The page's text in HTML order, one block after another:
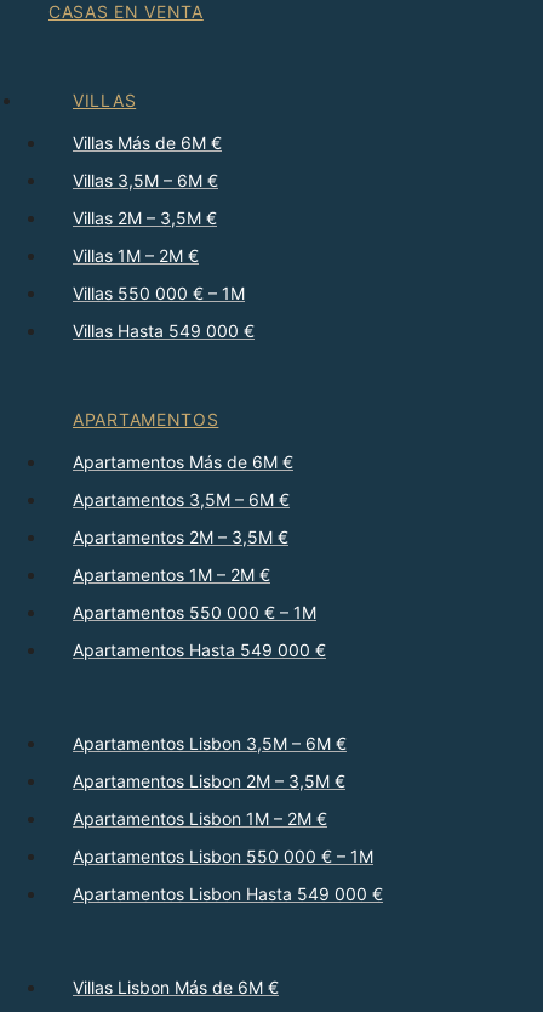
CASAS EN VENTA
VILLAS
Villas Más de 6M €
Villas 3,5M – 6M €
Villas 2M – 3,5M €
Villas 1M – 2M €
Villas 550 000 € – 1M
Villas Hasta 549 000 €
APARTAMENTOS
Apartamentos Más de 6M €
Apartamentos 3,5M – 6M €
Apartamentos 2M – 3,5M €
Apartamentos 1M – 2M €
Apartamentos 550 000 € – 1M
Apartamentos Hasta 549 000 €
Apartamentos Lisbon 3,5M – 6M €
Apartamentos Lisbon 2M – 3,5M €
Apartamentos Lisbon 1M – 2M €
Apartamentos Lisbon 550 000 € – 1M
Apartamentos Lisbon Hasta 549 000 €
Villas Lisbon Más de 6M €